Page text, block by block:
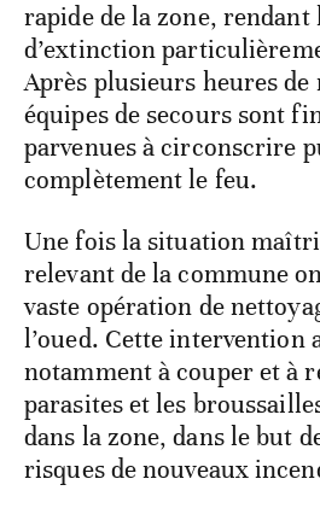
rapide de la zone, rendant
d’extinction
Après plusieurs heures
équipes de secours sont
parvenues à circonscrire
complètement le feu.
Une fois la situation
relevant de la commune
vaste opération de
l’oued. Cette intervention
notamment à couper et à
parasites et les
dans la zone, dans le but
risques de nouveaux